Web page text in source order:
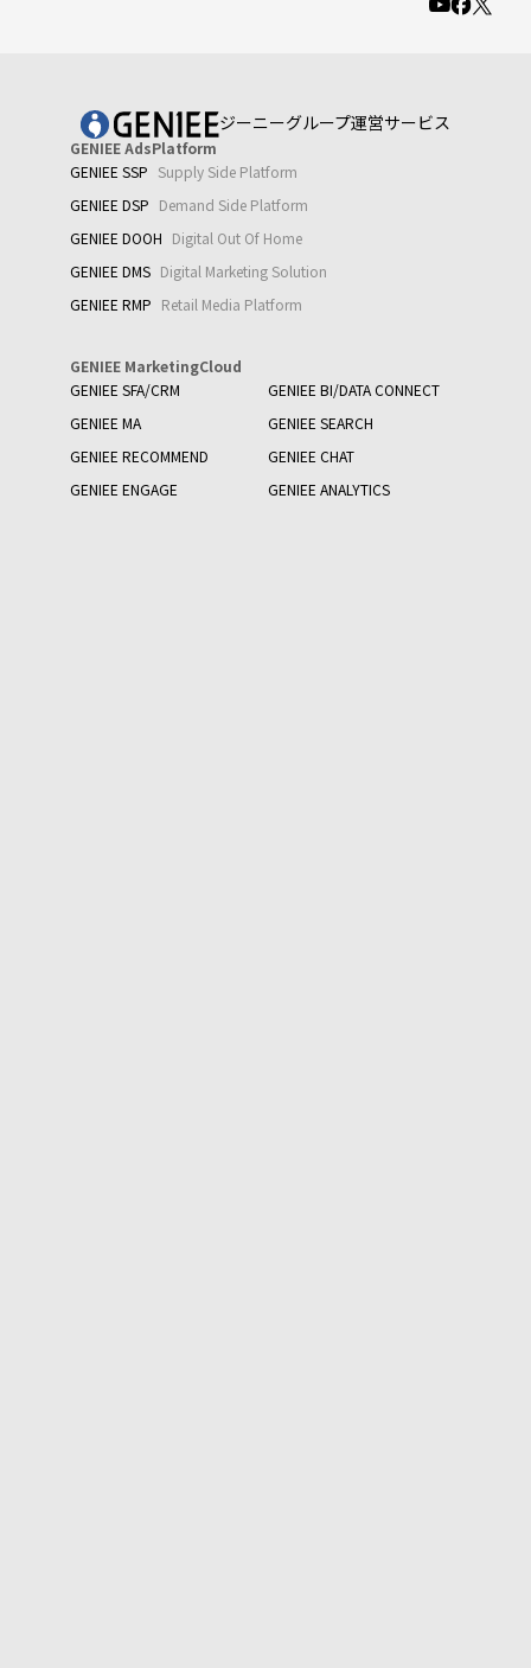
ジーニーグループ運営サービス
GENIEE AdsPlatform
GENIEE SSP Supply Side Platform
GENIEE DSP Demand Side Platform
GENIEE DOOH Digital Out Of Home
GENIEE DMS Digital Marketing Solution
GENIEE RMP Retail Media Platform
GENIEE MarketingCloud
GENIEE SFA/CRM
GENIEE BI/DATA CONNECT
GENIEE MA
GENIEE SEARCH
GENIEE RECOMMEND
GENIEE CHAT
GENIEE ENGAGE
GENIEE ANALYTICS